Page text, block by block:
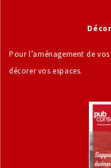
Pour l’aménagement de
décorer vos espaces.